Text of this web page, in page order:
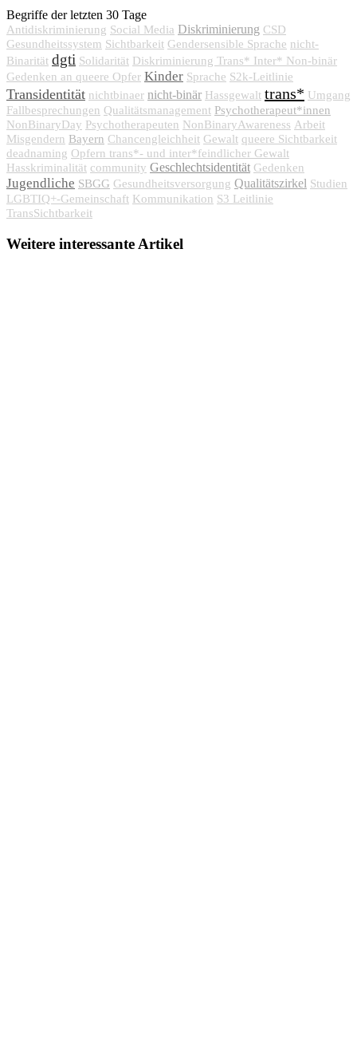
Begriffe der letzten 30 Tage
Antidiskriminierung Social Media Diskriminierung CSD
Gesundheitssystem Sichtbarkeit Gendersensible Sprache nicht-
Binarität dgti Solidarität Diskriminierung Trans* Inter* Non-binär
Gedenken an queere Opfer Kinder Sprache S2k-Leitlinie
Transidentität nichtbinaer nicht-binär Hassgewalt trans* Umgang
Fallbesprechungen Qualitätsmanagement Psychotherapeut*innen
NonBinaryDay Psychotherapeuten NonBinaryAwareness Arbeit
Misgendern Bayern Chancengleichheit Gewalt queere Sichtbarkeit
deadnaming Opfern trans*- und inter*feindlicher Gewalt
Hasskriminalität community Geschlechtsidentität Gedenken
Jugendliche SBGG Gesundheitsversorgung Qualitätszirkel Studien
LGBTIQ+-Gemeinschaft Kommunikation S3 Leitlinie
TransSichtbarkeit
Weitere interessante Artikel